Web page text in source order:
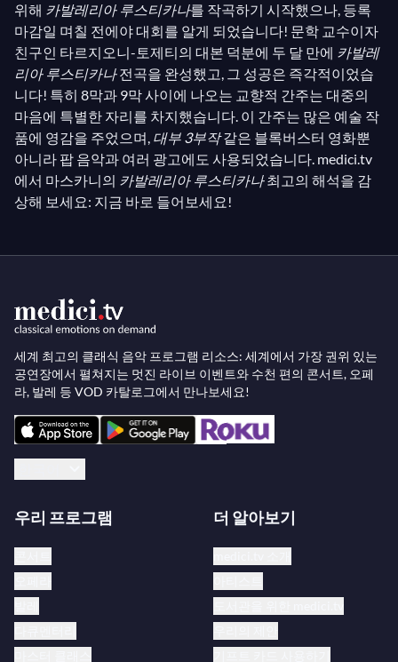
위해 카발레리아 루스티카나를 작곡하기 시작했으나, 등록
마감일 며칠 전에야 대회를 알게 되었습니다! 문학 교수이자
친구인 타르지오니-토제티의 대본 덕분에 두 달 만에 카발레
리아 루스티카나전곡을 완성했고, 그 성공은 즉각적이었습
니다! 특히 8막과 9막 사이에 나오는 교향적 간주는 대중의
마음에 특별한 자리를 차지했습니다. 이 간주는 많은 예술 작
품에 영감을 주었으며, 대부 3부작같은 블록버스터 영화뿐
아니라 팝 음악과 여러 광고에도 사용되었습니다. medici.tv
에서 마스카니의 카발레리아 루스티카나최고의 해석을 감
상해 보세요: 지금 바로 들어보세요!
세계 최고의 클래식 음악 프로그램 리소스: 세계에서 가장 권위 있는
공연장에서 펼쳐지는 멋진 라이브 이벤트와 수천 편의 콘서트, 오페
라, 발레 등 VOD 카탈로그에서 만나보세요!
우리 프로그램 더 알아보기